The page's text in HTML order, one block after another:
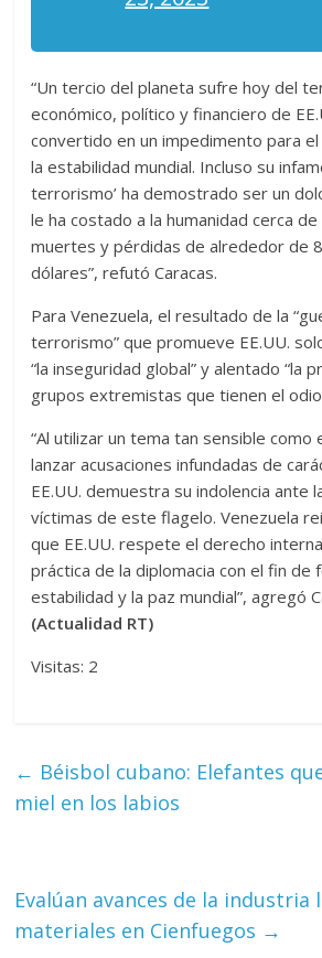
“Un tercio del planeta sufre hoy del
económico, político y financiero de
convertido en un impedimento para
la estabilidad mundial. Incluso su
terrorismo’ ha demostrado ser un
le ha costado a la humanidad cerca
muertes y pérdidas de alrededor de
dólares”, refutó Caracas.
Para Venezuela, el resultado de la
terrorismo” que promueve EE.UU.
“la inseguridad global” y alentado “la
grupos extremistas que tienen el odio
“Al utilizar un tema tan sensible
lanzar acusaciones infundadas de
EE.UU. demuestra su indolencia ante
víctimas de este flagelo. Venezuela
que EE.UU. respete el derecho
práctica de la diplomacia con el fin de
estabilidad y la paz mundial”, agregó
(Actualidad RT)
Visitas: 2
← Béisbol cubano: Elefantes
miel en los labios
Evalúan avances de la industria
materiales en Cienfuegos →